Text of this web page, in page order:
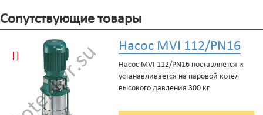
Сопутствующие товары
Насос MVI 112/PN16
Насос MVI 112/PN16 поставляется и
устанавливается на паровой котел
высокого давления 300 кг